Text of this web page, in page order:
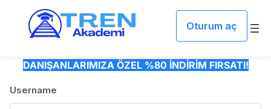
İçeriğe geç
Oturum aç
DANIŞANLARIMIZA ÖZEL %80 İNDİRİM FIRSATI!
Username